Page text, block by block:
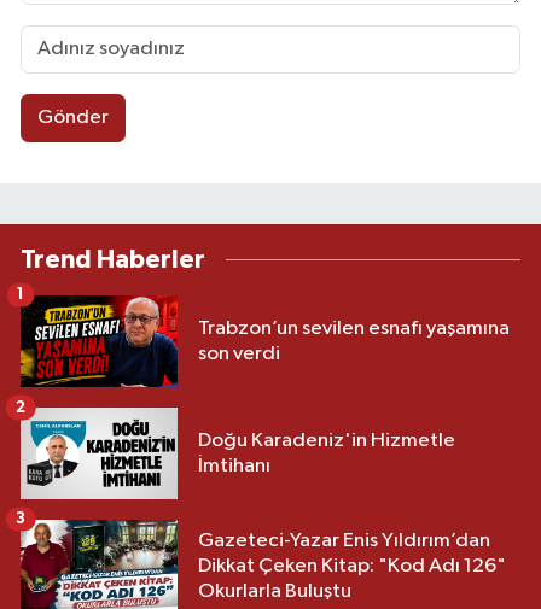
Gönder
Trend Haberler
Trabzon’un sevilen esnafı yaşamına
son verdi
1
Doğu Karadeniz'in Hizmetle
İmtihanı
2
Gazeteci-Yazar Enis Yıldırım’dan
Dikkat Çeken Kitap: "Kod Adı 126"
Okurlarla Buluştu
3